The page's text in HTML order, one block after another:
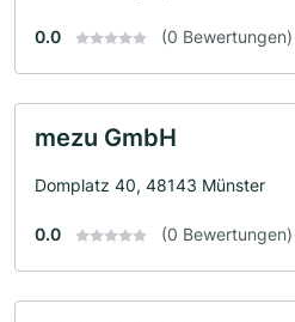
0.0 (0 Bewertungen)
mezu GmbH
Domplatz 40, 48143 Münster
0.0 (0 Bewertungen)